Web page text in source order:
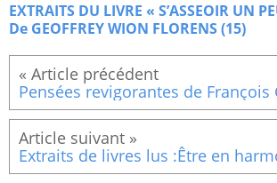
EXTRAITS DU LIVRE « S’ASSEOIR UN
De GEOFFREY WION FLORENS (15)